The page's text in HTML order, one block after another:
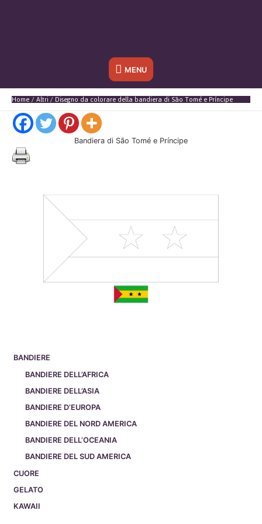
Sotto
l'header
MENU
Home Altri Disegno da colorare della bandiera di São Tomé e Príncipe
BANDIERE
BANDIERE DELL’AFRICA
BANDIERE DELL’ASIA
BANDIERE D’EUROPA
BANDIERE DEL NORD AMERICA
BANDIERE DELL’OCEANIA
BANDIERE DEL SUD AMERICA
CUORE
GELATO
KAWAII
Bandiera di São Tomé e Príncipe